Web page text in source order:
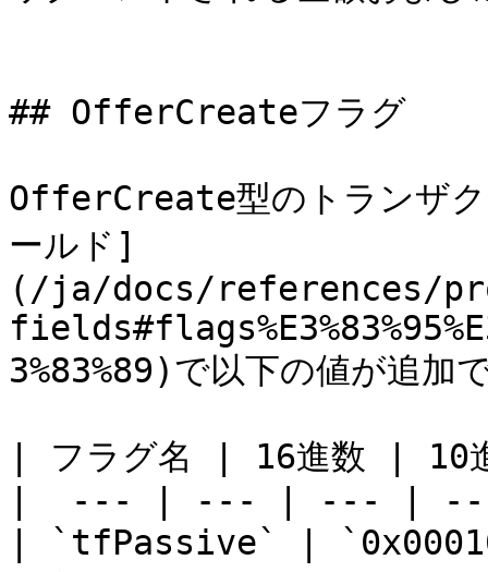
## OfferCreateフラグ
OfferCreate型のトランザ
ールド]
(/ja/docs/references/
3%83%89)で以下の値が追加
| フラグ名 | 16進数 |
|  --- | --- | --- |
| `tfPassive` |